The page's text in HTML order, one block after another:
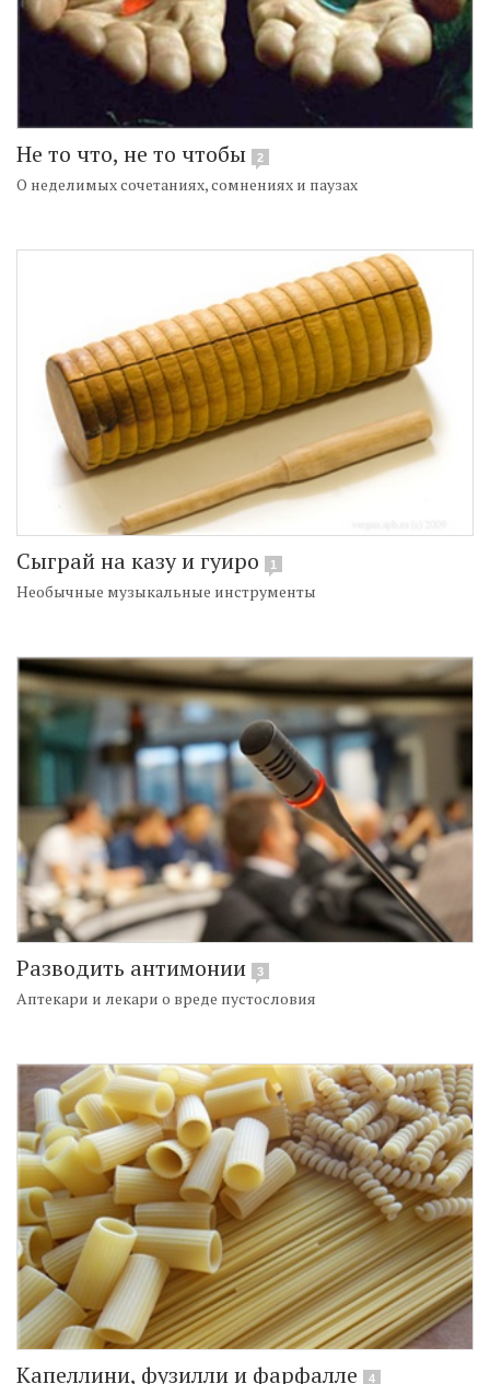
Не то что, не то чтобы 2
О неделимых сочетаниях, сомнениях и паузах
Сыграй на казу и гуиро 1
Необычные музыкальные инструменты
Разводить антимонии 3
Аптекари и лекари о вреде пустословия
Капеллини, фузилли и фарфалле 4